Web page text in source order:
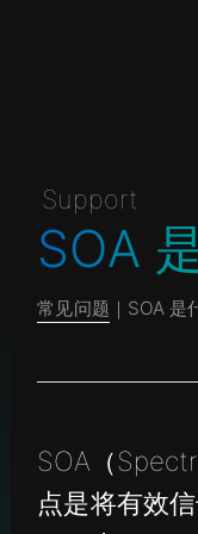
Support
SOA
常见问题 ｜SOA 是
SOA（
点是将有效